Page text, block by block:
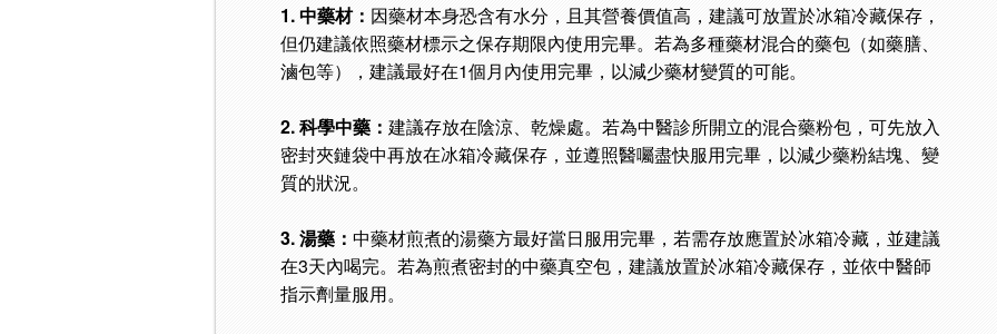
1. 中藥材： 因藥材本身恐含有水分，且其營養價值高，建議可放置於冰箱冷藏保存，
但仍建議依照藥材標示之保存期限內使用完畢。若為多種藥材混合的藥包（如藥膳、
滷包等），建議最好在1個月內使用完畢，以減少藥材變質的可能。
2. 科學中藥：建議存放在陰涼、乾燥處。若為中醫診所開立的混合藥粉包，可先放入
密封夾鏈袋中再放在冰箱冷藏保存，並遵照醫囑盡快服用完畢，以減少藥粉結塊、變
質的狀況。
3. 湯藥：中藥材煎煮的湯藥方最好當日服用完畢，若需存放應置於冰箱冷藏，並建議
在3天內喝完。若為煎煮密封的中藥真空包，建議放置於冰箱冷藏保存，並依中醫師
指示劑量服用。